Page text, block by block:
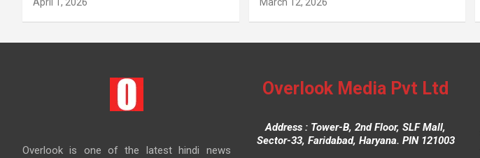
April 1, 2026 March 12, 2026
Overlook is one of the latest hindi news
Overlook Media Pvt Ltd
Address : Tower-B, 2nd Floor, SLF Mall,
Sector-33, Faridabad, Haryana. PIN 121003